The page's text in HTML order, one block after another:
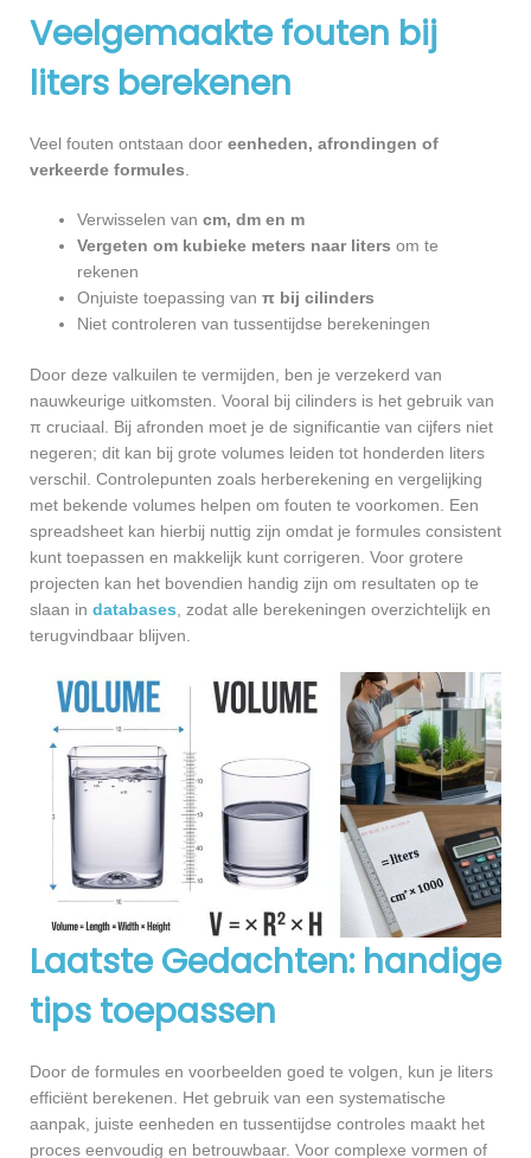
Veelgemaakte fouten bij
liters berekenen
Veel fouten ontstaan door eenheden, afrondingen of
verkeerde formules.
Verwisselen van cm, dm en m
Vergeten om kubieke meters naar liters om te
rekenen
Onjuiste toepassing van π bij cilinders
Niet controleren van tussentijdse berekeningen
Door deze valkuilen te vermijden, ben je verzekerd van
nauwkeurige uitkomsten. Vooral bij cilinders is het gebruik van
π cruciaal. Bij afronden moet je de significantie van cijfers niet
negeren; dit kan bij grote volumes leiden tot honderden liters
verschil. Controlepunten zoals herberekening en vergelijking
met bekende volumes helpen om fouten te voorkomen. Een
spreadsheet kan hierbij nuttig zijn omdat je formules consistent
kunt toepassen en makkelijk kunt corrigeren. Voor grotere
projecten kan het bovendien handig zijn om resultaten op te
slaan in databases, zodat alle berekeningen overzichtelijk en
terugvindbaar blijven.
Laatste Gedachten: handige
tips toepassen
Door de formules en voorbeelden goed te volgen, kun je liters
efficiënt berekenen. Het gebruik van een systematische
aanpak, juiste eenheden en tussentijdse controles maakt het
proces eenvoudig en betrouwbaar. Voor complexe vormen of